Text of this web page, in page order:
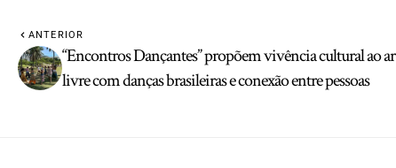
ANTERIOR
“Encontros Dançantes” propõem vivência cultural ao ar
livre com danças brasileiras e conexão entre pessoas